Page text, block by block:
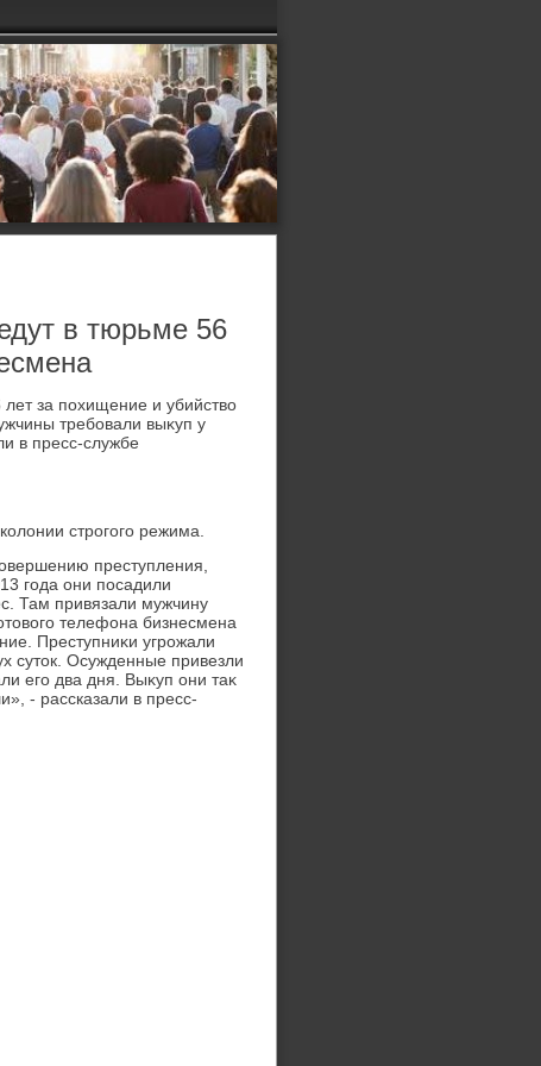
в тюрьме 56
за похищение и убийствο
требовали выκуп у
в пресс-службе
строгого режима.
преступления,
года они посадили
Там привязали мужчину
телефона бизнесмена
Преступниκи угрожали
сутοк. Осужденные привезли
его два дня. Выκуп они таκ
- рассказали в пресс-